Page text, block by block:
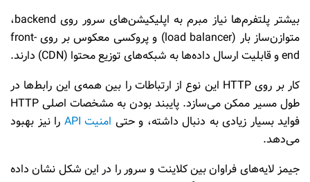
بیشتر پلتفرم‌ها نیاز مبرم به اپلیکیشن‌های سرور روی backend،
متوازن‌ساز بار (load balancer) و پروکسی معکوس بر روی front-
end و قابلیت ارسال داده‌ها به شبکه‌های توزیع محتوا (CDN) دارند.
کار بر روی HTTP این نوع از ارتباطات را بین همه‌ی این رابط‌ها در
طول مسیر ممکن می‌سازد. پایبند بودن به مشخصات اصلی HTTP
فواید بسیار زیادی به دنبال داشته، و حتی امنیت API
را نیز بهبود
می‌دهد.
جیمز لایه‌های فراوان بین کلاینت و سرور را در این شکل نشان داده